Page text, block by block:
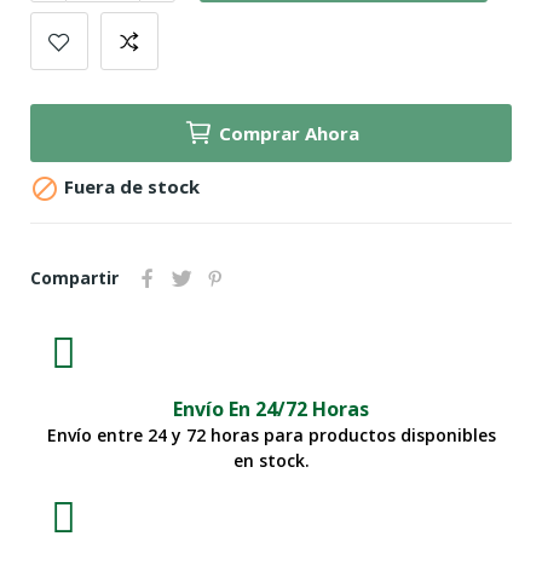
Comprar Ahora
 Fuera de stock
Compartir
Envío En 24/72 Horas
Envío entre 24 y 72 horas para productos disponibles
en stock.